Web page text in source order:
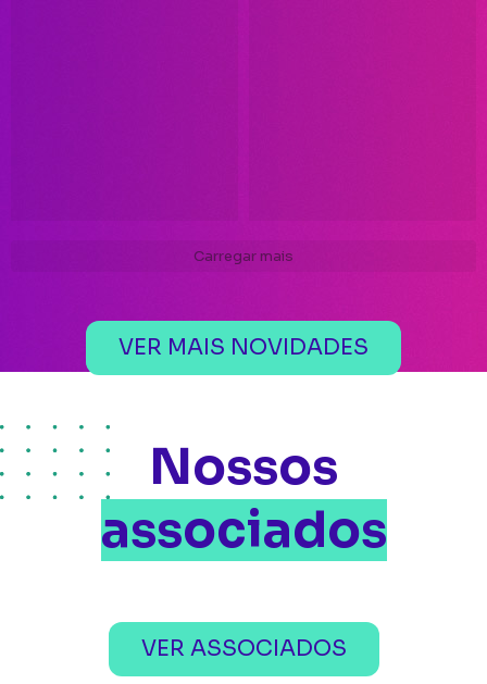
Carregar mais
VER MAIS NOVIDADES
Nossos
associados
VER ASSOCIADOS